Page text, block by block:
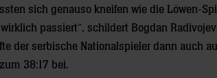
sich genauso kneifen wie die Löwen-
passiert“, schildert Bogdan
der serbische Nationalspieler dann auch
38:17 bei.